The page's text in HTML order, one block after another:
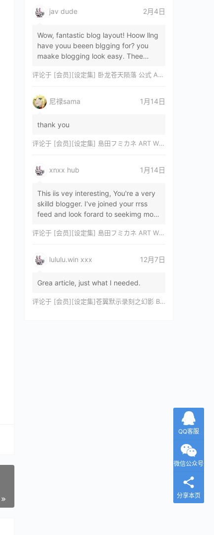
jav dude 2月4日
Wow, fantastic blog layout! Hoow llng
have youu beeen blgging for? you
maake blogging look easy. Thee
magnificent, let…
评论于 [会员][设定集] 卧龙苍天陨落 公式 ARTWORKS[DL]
尼禄sama 1月14日
thank you
评论于 [会员][设定集] 島田フミカネ ART WORKS EXTRA Luminous Witches[DL]
xnxx hub 1月14日
This iis vey interesting, You're a very
skilld blogger. I've joined your rrss
feed and look forard to seekimg mor
评论于 [会员][设定集] 島田フミカネ ART WORKS EXTRA Luminous Witches[DL]
lululu.win xxx 12月7日
Grea article, just what I needed.
评论于 [会员][设定集]苍翼默示录刻之幻影 BLAZBLUE CHRONOPHANTASMA 公式設定資料集II
QQ客服
微信公众号
分享本页